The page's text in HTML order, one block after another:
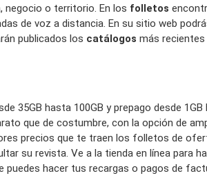
negocio o territorio. En los folletos
de voz a distancia. En su sitio web
publicados los catálogos más
hasta 100GB y prepago desde 1GB
que de costumbre, con la opción de
precios que te traen los folletos de
su revista. Ve a la tienda en línea para
hacer tus recargas o pagos de